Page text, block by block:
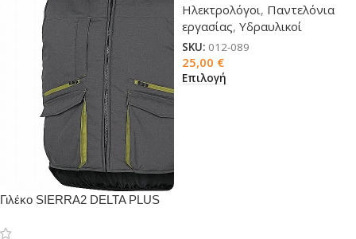
Γιλέκo SIERRA2 DELTA PLUS
Ηλεκτρολόγοι, Παντελόνια
εργασίας, Υδραυλικοί
SKU: 012-089
25,00 €
Επιλογή